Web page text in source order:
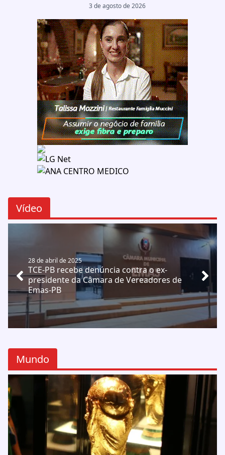
3 de agosto de 2026
Vídeo
28 de abril de 2025
TCE-PB recebe denúncia contra o ex-
presidente da Câmara de Vereadores de
Emas-PB
Mundo